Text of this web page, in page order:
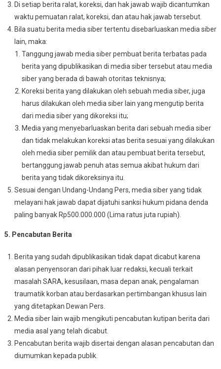
Di setiap berita ralat, koreksi, dan hak jawab wajib dicantumkan
waktu pemuatan ralat, koreksi, dan atau hak jawab tersebut.
Bila suatu berita media siber tertentu disebarluaskan media siber
lain, maka:
Tanggung jawab media siber pembuat berita terbatas pada
berita yang dipublikasikan di media siber tersebut atau media
siber yang berada di bawah otoritas teknisnya;
Koreksi berita yang dilakukan oleh sebuah media siber, juga
harus dilakukan oleh media siber lain yang mengutip berita
dari media siber yang dikoreksi itu;
Media yang menyebarluaskan berita dari sebuah media siber
dan tidak melakukan koreksi atas berita sesuai yang dilakukan
oleh media siber pemilik dan atau pembuat berita tersebut,
bertanggung jawab penuh atas semua akibat hukum dari
berita yang tidak dikoreksinya itu.
Sesuai dengan Undang-Undang Pers, media siber yang tidak
melayani hak jawab dapat dijatuhi sanksi hukum pidana denda
paling banyak Rp500.000.000 (Lima ratus juta rupiah).
5. Pencabutan Berita
Berita yang sudah dipublikasikan tidak dapat dicabut karena
alasan penyensoran dari pihak luar redaksi, kecuali terkait
masalah SARA, kesusilaan, masa depan anak, pengalaman
traumatik korban atau berdasarkan pertimbangan khusus lain
yang ditetapkan Dewan Pers.
Media siber lain wajib mengikuti pencabutan kutipan berita dari
media asal yang telah dicabut.
Pencabutan berita wajib disertai dengan alasan pencabutan dan
diumumkan kepada publik.